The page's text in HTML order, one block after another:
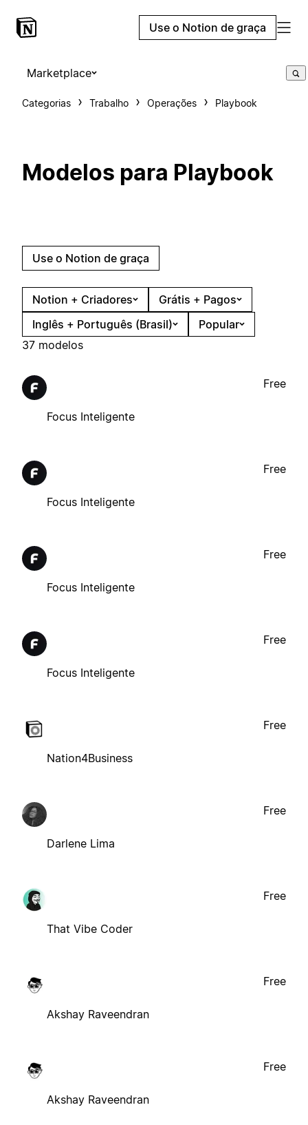
Use o Notion de graça
Marketplace
Categorias Trabalho Operações Playbook
Modelos para Playbook
Use o Notion de graça
Notion + Criadores
Grátis + Pagos
Inglês + Português (Brasil)
Popular
37 modelos
Focus Inteligente
Free
Focus Inteligente
Free
Focus Inteligente
Free
Focus Inteligente
Free
Nation4Business
Free
Darlene Lima
Free
That Vibe Coder
Free
Akshay Raveendran
Free
Akshay Raveendran
Free